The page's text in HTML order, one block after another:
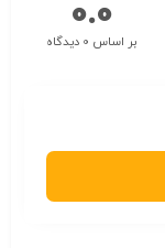
0.0
بر اساس 0 دیدگاه